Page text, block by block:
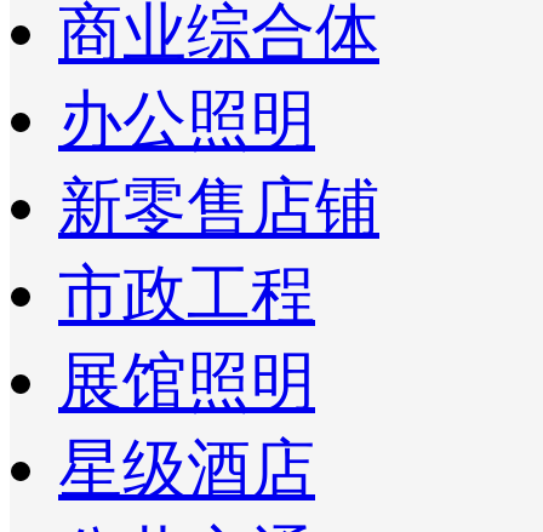
商业综合体
办公照明
新零售店铺
市政工程
展馆照明
星级酒店